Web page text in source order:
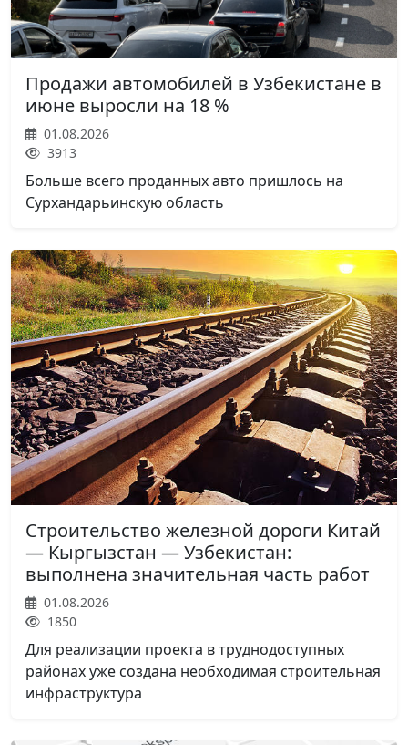
Продажи автомобилей в Узбекистане в
июне выросли на 18 %
01.08.2026
3913
Больше всего проданных авто пришлось на
Сурхандарьинскую область
Строительство железной дороги Китай
— Кыргызстан — Узбекистан:
выполнена значительная часть работ
01.08.2026
1850
Для реализации проекта в труднодоступных
районах уже создана необходимая строительная
инфраструктура